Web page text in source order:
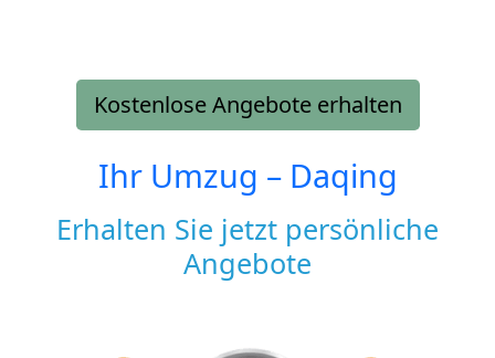
Kostenlose Angebote erhalten
Ihr Umzug – Daqing
Erhalten Sie jetzt persönliche
Angebote